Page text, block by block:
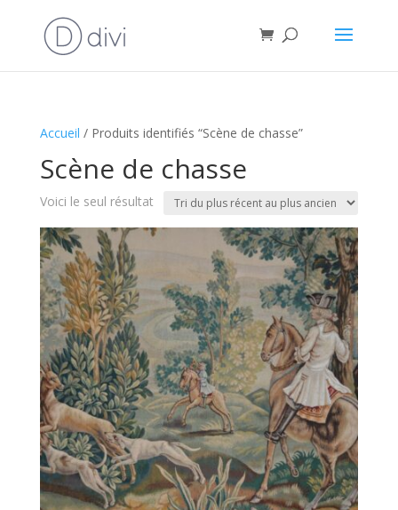
Accueil / Produits identifiés “Scène de chasse”
Scène de chasse
Voici le seul résultat